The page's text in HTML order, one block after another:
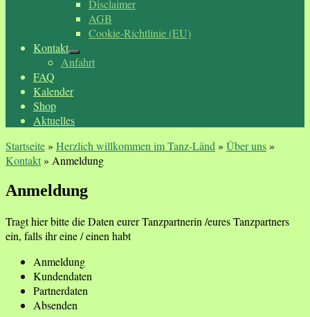
Disclaimer
AGB
Cookie-Richtlinie (EU)
Kontakt
Anfahrt
FAQ
Kalender
Shop
Aktuelles
Startseite» Herzlich willkommen im Tanz-Länd » Über uns»
Kontakt» Anmeldung
Anmeldung
Tragt hier bitte die Daten eurer Tanzpartnerin /eures Tanzpartners
ein, falls ihr eine / einen habt
Anmeldung
Kundendaten
Partnerdaten
Absenden